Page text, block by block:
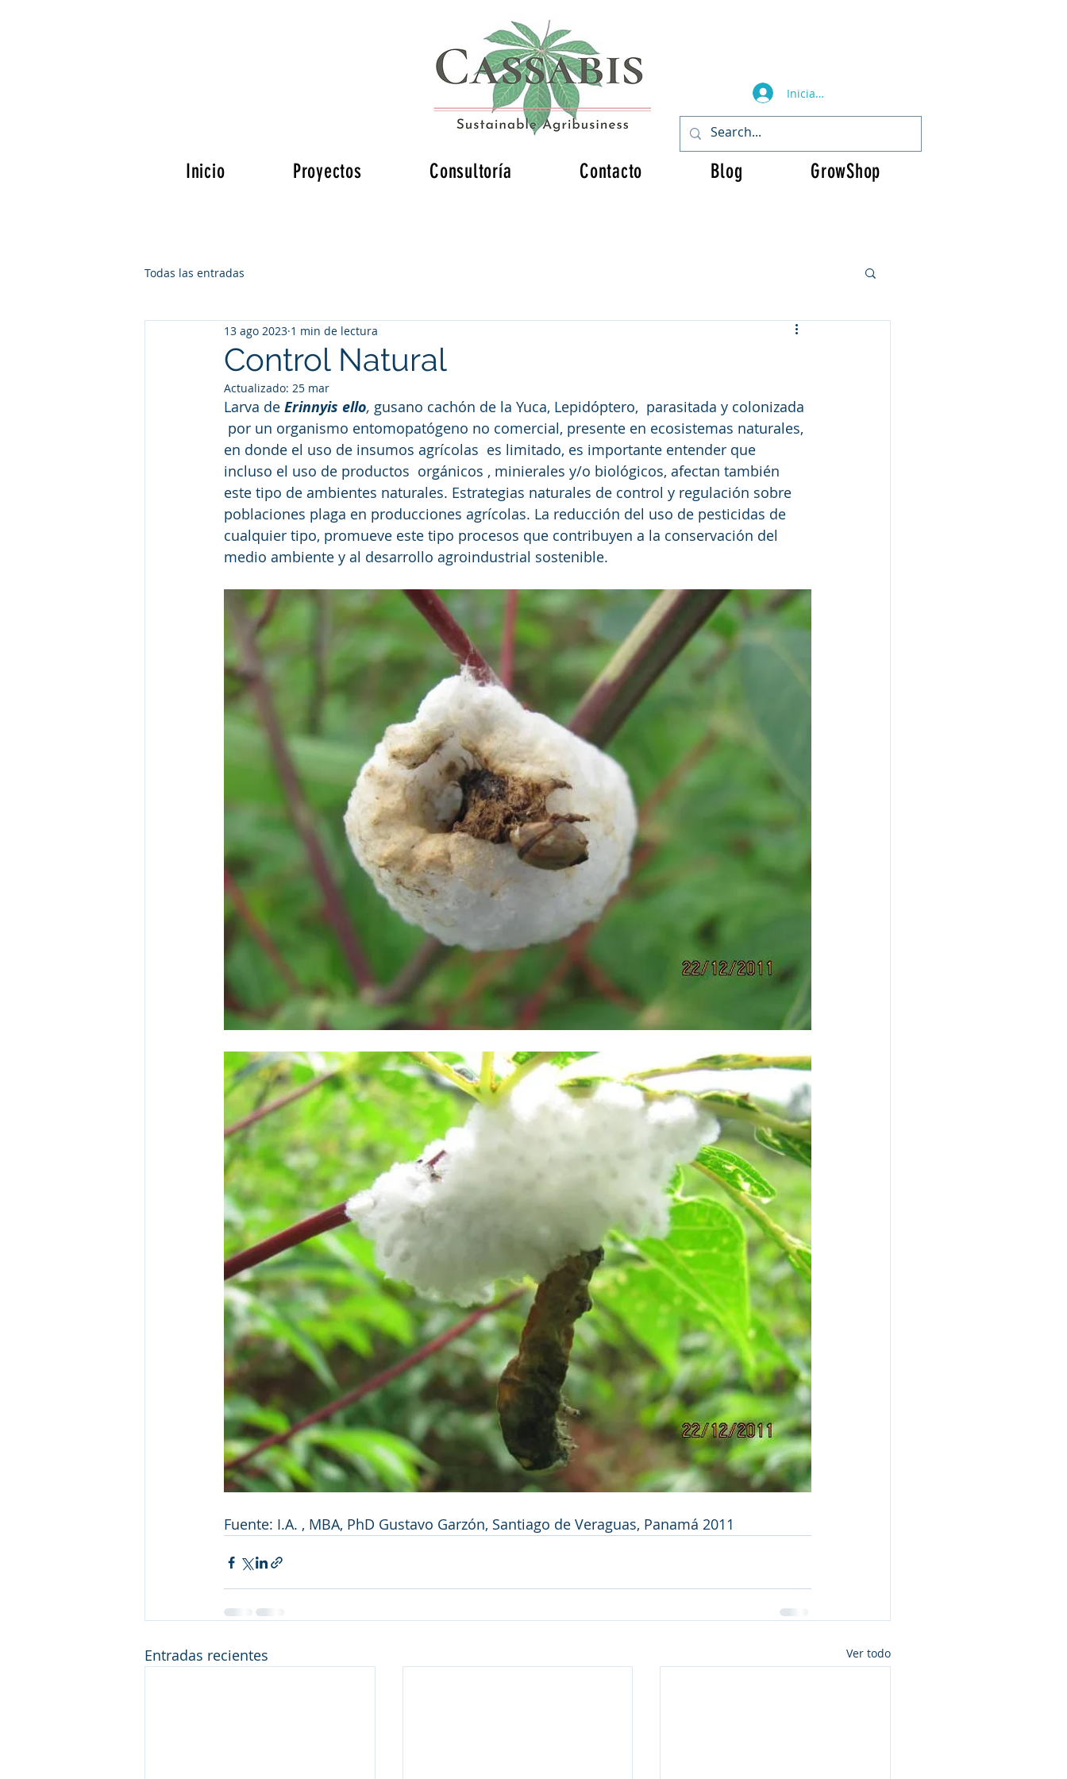
Iniciar sesión
Inicio Proyectos Consultoría Contacto Blog GrowShop
Todas las entradas
Control Natural
13 ago 2023 1 min de lectura
Actualizado: 25 mar
Larva de Erinnyis ello, gusano cachón de la Yuca, Lepidóptero,  parasitada y colonizada
por un organismo entomopatógeno no comercial, presente en ecosistemas naturales,
en donde el uso de insumos agrícolas  es limitado, es importante entender que
incluso el uso de productos  orgánicos , minierales y/o biológicos, afectan también
este tipo de ambientes naturales. Estrategias naturales de control y regulación sobre
poblaciones plaga en producciones agrícolas. La reducción del uso de pesticidas de
cualquier tipo, promueve este tipo procesos que contribuyen a la conservación del
medio ambiente y al desarrollo agroindustrial sostenible.
Fuente: I.A. , MBA, PhD Gustavo Garzón, Santiago de Veraguas, Panamá 2011
Entradas recientes Ver todo